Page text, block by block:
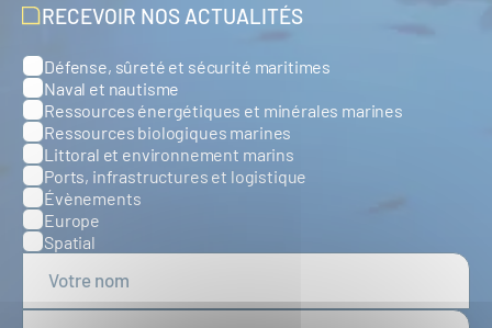
RECEVOIR NOS ACTUALITÉS
Catégories
Défense, sûreté et sécurité maritimes
Naval et nautisme
Ressources énergétiques et minérales marines
Ressources biologiques marines
Littoral et environnement marins
Ports, infrastructures et logistique
Évènements
Europe
Spatial